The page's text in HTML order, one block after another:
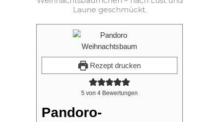
Laune geschmückt.
Rezept drucken
5 von 4 Bewertungen
Pandoro-